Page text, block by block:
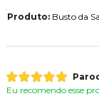
Produto:Busto da
Eu recomendo esse